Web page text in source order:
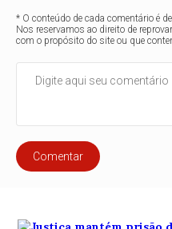
* O conteúdo de cada comentário é
Nos reservamos ao direito de
com o propósito do site ou que
Comentar